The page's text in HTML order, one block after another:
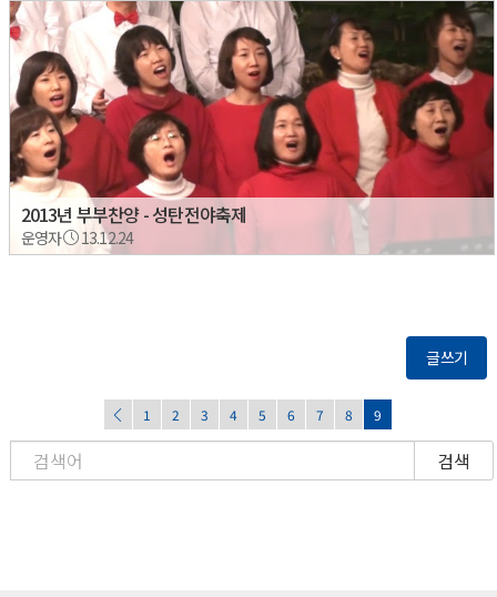
2013년 부부찬양 - 성탄전야축제
운영자 13.12.24
글쓰기
1 2 3 4 5 6 7 8 9
검색